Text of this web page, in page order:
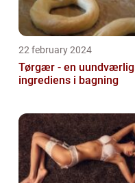
22 february 2024
Tørgær - en uundværlig
ingrediens i bagning